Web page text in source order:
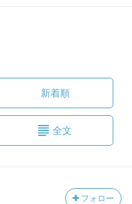
新着順
全文
フォロー